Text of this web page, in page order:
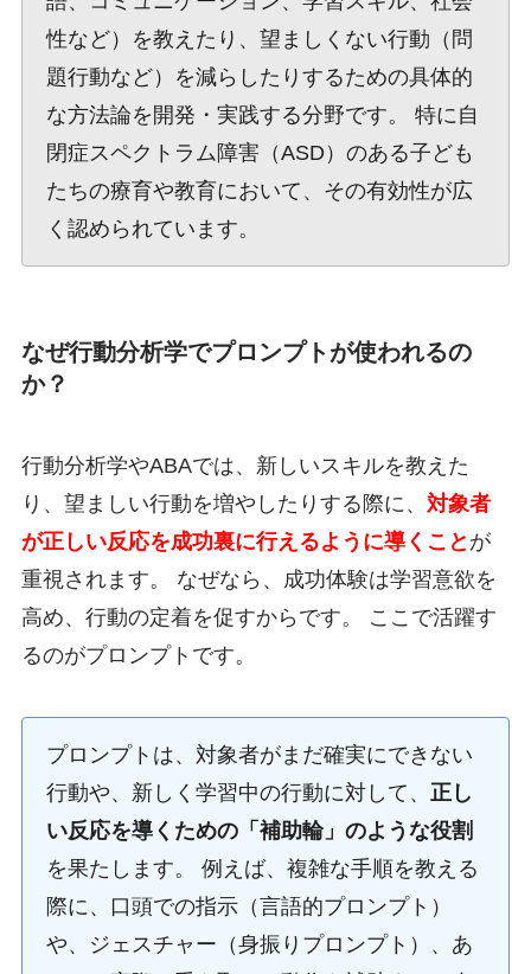
性など）を教えたり、望ましくない行動（問
題行動など）を減らしたりするための具体的
な方法論を開発・実践する分野です。 特に自
閉症スペクトラム障害（ASD）のある子ども
たちの療育や教育において、その有効性が広
く認められています。
なぜ行動分析学でプロンプトが使われるの
か？
行動分析学やABAでは、新しいスキルを教えた
り、望ましい行動を増やしたりする際に、 対象者
が正しい反応を成功裏に行えるように導くこと が
重視されます。 なぜなら、成功体験は学習意欲を
高め、行動の定着を促すからです。 ここで活躍す
るのがプロンプトです。
プロンプトは、対象者がまだ確実にできない
行動や、新しく学習中の行動に対して、 正し
い反応を導くための「補助輪」のような役割
を果たします。 例えば、複雑な手順を教える
際に、口頭での指示（言語的プロンプト）
や、ジェスチャー（身振りプロンプト）、あ